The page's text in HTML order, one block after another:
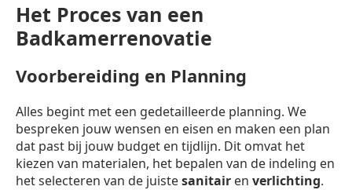
Het Proces van een
Badkamerrenovatie
Voorbereiding en Planning
Alles begint met een gedetailleerde planning. We
bespreken jouw wensen en eisen en maken een plan
dat past bij jouw budget en tijdlijn. Dit omvat het
kiezen van materialen, het bepalen van de indeling en
het selecteren van de juistesanitair en verlichting.